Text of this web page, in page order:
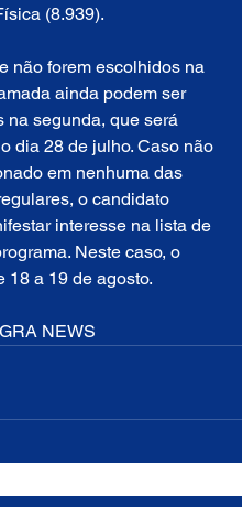
(8.939).
não forem escolhidos na
ainda podem ser
na segunda, que será
dia 28 de julho. Caso não
em nenhuma das
o candidato
interesse na lista de
Neste caso, o
18 a 19 de agosto.
NEWS